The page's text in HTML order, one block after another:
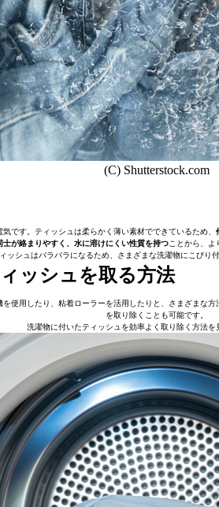
(C) Shutterstock.com
です。ティッシュは柔らかく薄い素材でできているため、
士が絡まりやすく、水に溶けにくい性質を持つことから、よ
ッシュはバラバラになるため、さまざまな洗濯物にこびり付
ッシュを取る方法
使用したり、粘着ローラーを活用したりと、さまざまな
を取り除くことも可能です。
洗濯物に付いたティッシュを効率よく取り除く方法を